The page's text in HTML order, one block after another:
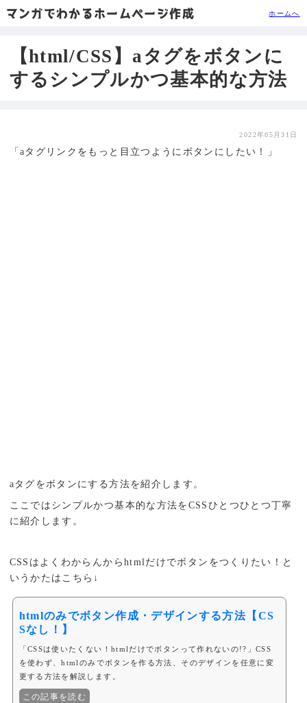
マンガでわかるホームページ作成 ホームへ
【html/CSS】aタグをボタンに
するシンプルかつ基本的な方法
2022年05月31日
「aタグリンクをもっと目立つようにボタンにしたい！」
aタグをボタンにする方法を紹介します。
ここではシンプルかつ基本的な方法をCSSひとつひとつ丁寧
に紹介します。
CSSはよくわからんからhtmlだけでボタンをつくりたい！と
いうかたはこちら↓
htmlのみでボタン作成・デザインする方法【CS
Sなし！】
「CSSは使いたくない！htmlだけでボタンって作れないの!?」CSS
を使わず、htmlのみでボタンを作る方法、そのデザインを任意に変
更する方法を解説します。
この記事を読む